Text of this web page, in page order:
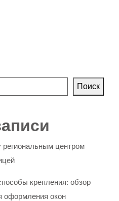
Поиск
центром
крепления: обзор
оформления окон